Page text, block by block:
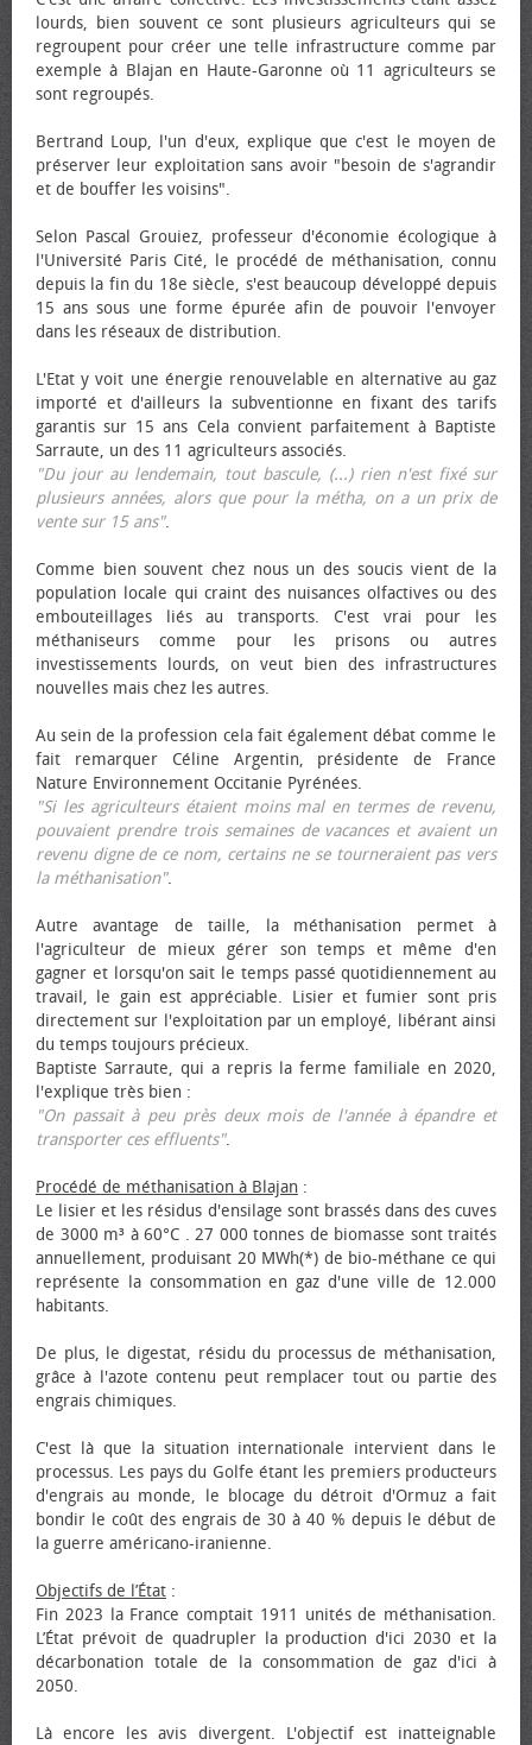
lourds, bien souvent ce sont plusieurs agriculteurs qui se
regroupent pour créer une telle infrastructure comme par
exemple à Blajan en Haute-Garonne où 11 agriculteurs se
sont regroupés.
Bertrand Loup, l'un d'eux, explique que c'est le moyen de
préserver leur exploitation sans avoir "besoin de s'agrandir
et de bouffer les voisins".
Selon Pascal Grouiez, professeur d'économie écologique à
l'Université Paris Cité, le procédé de méthanisation, connu
depuis la fin du 18e siècle, s'est beaucoup développé depuis
15 ans sous une forme épurée afin de pouvoir l'envoyer
dans les réseaux de distribution.
L'Etat y voit une énergie renouvelable en alternative au gaz
importé et d'ailleurs la subventionne en fixant des tarifs
garantis sur 15 ans Cela convient parfaitement à Baptiste
Sarraute, un des 11 agriculteurs associés.
"Du jour au lendemain, tout bascule, (...) rien n'est fixé sur
plusieurs années, alors que pour la métha, on a un prix de
vente sur 15 ans".
Comme bien souvent chez nous un des soucis vient de la
population locale qui craint des nuisances olfactives ou des
embouteillages liés au transports. C'est vrai pour les
méthaniseurs comme pour les prisons ou autres
investissements lourds, on veut bien des infrastructures
nouvelles mais chez les autres.
Au sein de la profession cela fait également débat comme le
fait remarquer Céline Argentin, présidente de France
Nature Environnement Occitanie Pyrénées.
"Si les agriculteurs étaient moins mal en termes de revenu,
pouvaient prendre trois semaines de vacances et avaient un
revenu digne de ce nom, certains ne se tourneraient pas vers
la méthanisation".
Autre avantage de taille, la méthanisation permet à
l'agriculteur de mieux gérer son temps et même d'en
gagner et lorsqu'on sait le temps passé quotidiennement au
travail, le gain est appréciable. Lisier et fumier sont pris
directement sur l'exploitation par un employé, libérant ainsi
du temps toujours précieux.
Baptiste Sarraute, qui a repris la ferme familiale en 2020,
l'explique très bien :
"On passait à peu près deux mois de l'année à épandre et
transporter ces effluents".
Procédé de méthanisation à Blajan :
Le lisier et les résidus d'ensilage sont brassés dans des cuves
de 3000 m³ à 60°C . 27 000 tonnes de biomasse sont traités
annuellement, produisant 20 MWh(*) de bio-méthane ce qui
représente la consommation en gaz d'une ville de 12.000
habitants.
De plus, le digestat, résidu du processus de méthanisation,
grâce à l'azote contenu peut remplacer tout ou partie des
engrais chimiques.
C'est là que la situation internationale intervient dans le
processus. Les pays du Golfe étant les premiers producteurs
d'engrais au monde, le blocage du détroit d'Ormuz a fait
bondir le coût des engrais de 30 à 40 % depuis le début de
la guerre américano-iranienne.
Objectifs de l’État :
Fin 2023 la France comptait 1911 unités de méthanisation.
L’État prévoit de quadrupler la production d'ici 2030 et la
décarbonation totale de la consommation de gaz d'ici à
2050.
Là encore les avis divergent. L'objectif est inatteignable